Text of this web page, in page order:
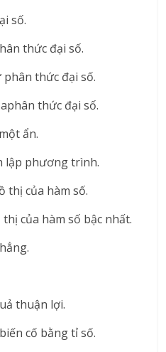
số.
thức đại số.
thức đại số.
thức đại số.
ẩn.
lập phương trình.
thị của hàm số.
của hàm số bậc nhất.
thuận lợi.
cố bằng tỉ số.